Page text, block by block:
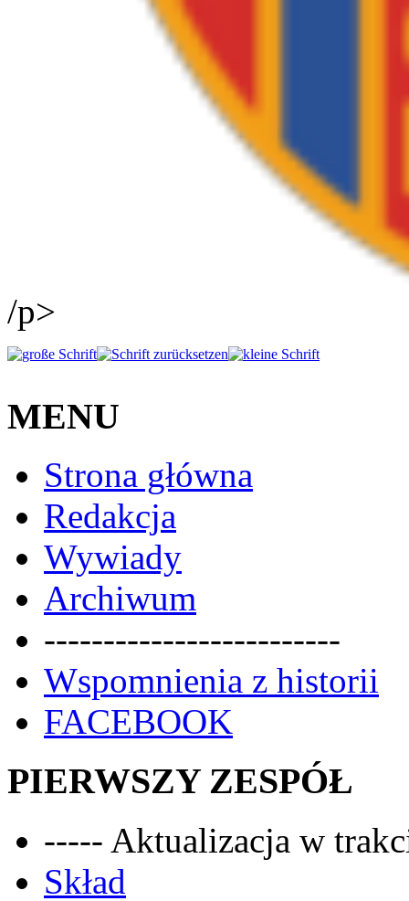
/p>
MENU
Strona główna
Redakcja
Wywiady
Archiwum
-------------------------
Wspomnienia z historii
FACEBOOK
PIERWSZY ZESPÓŁ
----- Aktualizacja w
Skład